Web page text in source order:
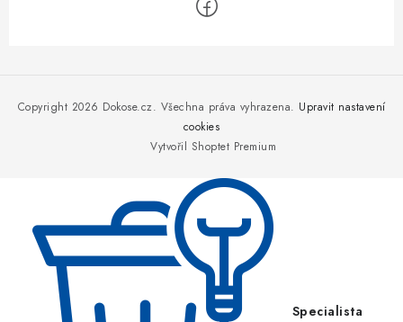
Vytvořil Shoptet Premium
Copyright 2026 Dokose.cz. Všechna práva vyhrazena. Upravit nastavení
cookies
Specialista